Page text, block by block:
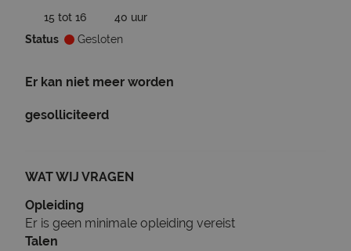
15 tot 16
40 uur
Status
Gesloten
Er kan niet meer worden
gesolliciteerd
WAT WIJ VRAGEN
Opleiding
Er is geen minimale opleiding vereist
Talen